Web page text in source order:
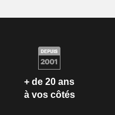
+ de 20 ans
à vos côtés